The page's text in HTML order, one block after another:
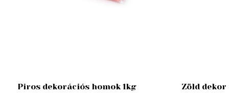
Piros dekorációs homok 1kg Zöld dekor